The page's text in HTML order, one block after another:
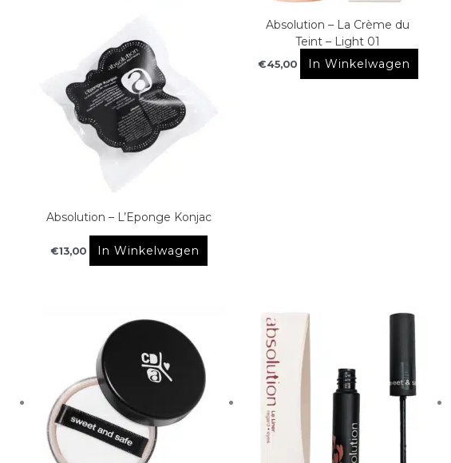
Absolution – L’Eponge Konjac
€13,00 In Winkelwagen
Absolution – La Crème du
Teint – Light 01
€45,00 In Winkelwagen